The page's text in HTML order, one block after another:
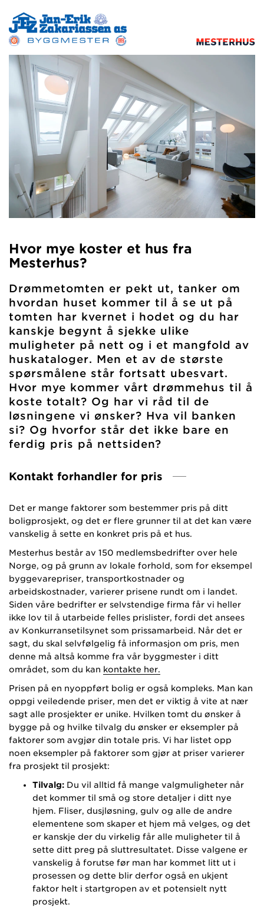
Hvor mye koster et hus fra
Mesterhus?
Drømmetomten er pekt ut, tanker om
hvordan huset kommer til å se ut på
tomten har kvernet i hodet og du har
kanskje begynt å sjekke ulike
muligheter på nett og i et mangfold av
huskataloger. Men et av de største
spørsmålene står fortsatt ubesvart.
Hvor mye kommer vårt drømmehus til å
koste totalt? Og har vi råd til de
løsningene vi ønsker? Hva vil banken
si? Og hvorfor står det ikke bare en
ferdig pris på nettsiden?
Kontakt forhandler for pris
Det er mange faktorer som bestemmer pris på ditt
boligprosjekt, og det er flere grunner til at det kan være
vanskelig å sette en konkret pris på et hus.
Mesterhus består av 150 medlemsbedrifter over hele
Norge, og på grunn av lokale forhold, som for eksempel
byggevarepriser, transportkostnader og
arbeidskostnader, varierer prisene rundt om i landet.
Siden våre bedrifter er selvstendige firma får vi heller
ikke lov til å utarbeide felles prislister, fordi det ansees
av Konkurransetilsynet som prissamarbeid. Når det er
sagt, du skal selvfølgelig få informasjon om pris, men
denne må altså komme fra vår byggmester i ditt
området, som du kan kontakte her.
Prisen på en nyoppført bolig er også kompleks. Man kan
oppgi veiledende priser, men det er viktig å vite at nær
sagt alle prosjekter er unike. Hvilken tomt du ønsker å
bygge på og hvilke tilvalg du ønsker er eksempler på
faktorer som avgjør din totale pris. Vi har listet opp
noen eksempler på faktorer som gjør at priser varierer
fra prosjekt til prosjekt:
Tilvalg: Du vil alltid få mange valgmuligheter når
det kommer til små og store detaljer i ditt nye
hjem. Fliser, dusjløsning, gulv og alle de andre
elementene som skaper et hjem må velges, og det
er kanskje der du virkelig får alle muligheter til å
sette ditt preg på sluttresultatet. Disse valgene er
vanskelig å forutse før man har kommet litt ut i
prosessen og dette blir derfor også en ukjent
faktor helt i startgropen av et potensielt nytt
prosjekt.